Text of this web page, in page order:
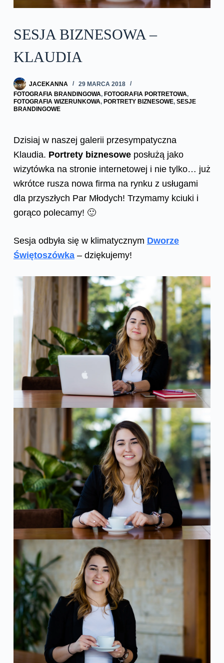
SESJA BIZNESOWA –
KLAUDIA
JACEKANNA
29 MARCA 2018
FOTOGRAFIA BRANDINGOWA, FOTOGRAFIA PORTRETOWA,
FOTOGRAFIA WIZERUNKOWA, PORTRETY BIZNESOWE, SESJE
BRANDINGOWE
Dzisiaj w naszej galerii przesympatyczna
Klaudia. Portrety biznesoweposłużą jako
wizytówka na stronie internetowej i nie tylko… już
wkrótce rusza nowa firma na rynku z usługami
dla przyszłych Par Młodych! Trzymamy kciuki i
gorąco polecamy! 🙂
Sesja odbyła się w klimatycznym Dworze
Świętoszówka– dziękujemy!